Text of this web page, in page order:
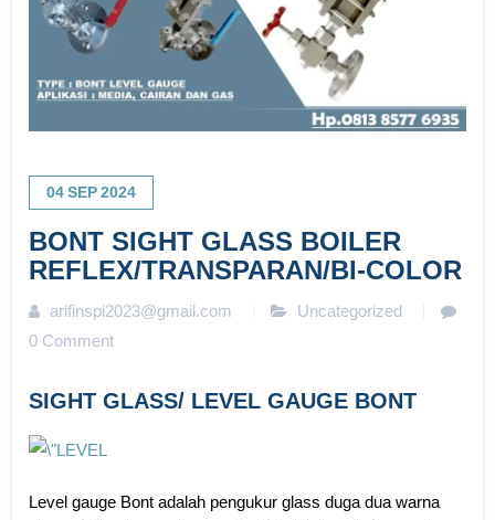
04 SEP 2024
BONT SIGHT GLASS BOILER
REFLEX/TRANSPARAN/BI-COLOR
arifinspi2023@gmail.com
Uncategorized
0 Comment
SIGHT GLASS/ LEVEL GAUGE BONT
Level gauge Bont adalah pengukur glass duga dua warna